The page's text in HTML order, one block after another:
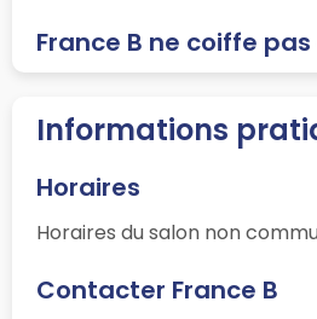
France B ne coiffe
Informations
Horaires
Horaires du salon non
Contacter France B